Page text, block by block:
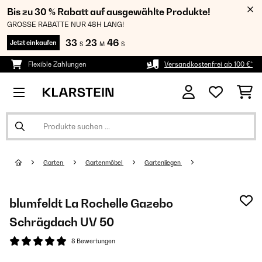
Bis zu 30 % Rabatt auf ausgewählte Produkte!
GROSSE RABATTE NUR 48H LANG!
Jetzt einkaufen 33 S 23 M 45 S
Flexible Zahlungen Versandkostenfrei ab 100 €*
Garten Gartenmöbel Gartenliegen
blumfeldt La Rochelle Gazebo
Schrägdach UV 50
8 Bewertungen